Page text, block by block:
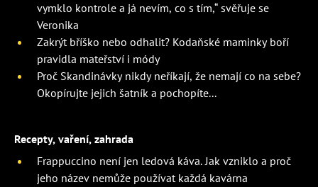
vymklo kontrole a já nevím, co s tím,“ svěřuje se
Veronika
Zakrýt bříško nebo odhalit? Kodaňské maminky boří
pravidla mateřství i módy
Proč Skandinávky nikdy neříkají, že nemají co na sebe?
Okopírujte jejich šatník a pochopíte...
Recepty, vaření, zahrada
Frappuccino není jen ledová káva. Jak vzniklo a proč
jeho název nemůže používat každá kavárna